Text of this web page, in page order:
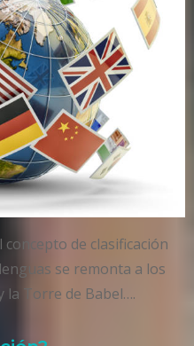
concepto de clasificación
se remonta a los
la Torre de Babel….